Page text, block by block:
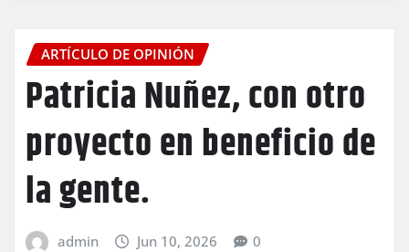
ARTÍCULO DE OPINIÓN
Patricia Nuñez, con otro
proyecto en beneficio de
la gente.
admin Jun 10, 2026 0